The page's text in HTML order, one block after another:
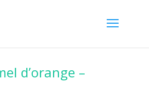
d’orange –